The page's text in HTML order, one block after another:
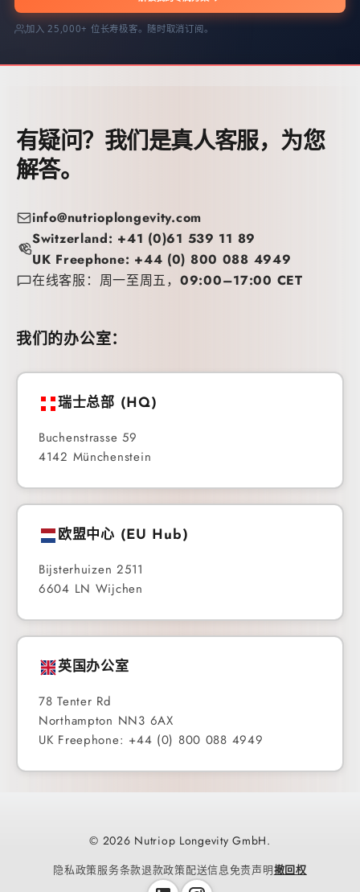
加入 25,000+ 位长寿极客。随时取消订阅。
有疑问？我们是真人客服，为您
解答。
info@nutrioplongevity.com
Switzerland: +41 (0)61 539 11 89
UK Freephone: +44 (0) 800 088 4949
在线客服：周一至周五，09:00–17:00 CET
我们的办公室：
瑞士总部 (HQ)
Buchenstrasse 59
4142 Münchenstein
欧盟中心 (EU Hub)
Bijsterhuizen 2511
6604 LN Wijchen
英国办公室
78 Tenter Rd
Northampton NN3 6AX
UK Freephone: +44 (0) 800 088 4949
© 2026 Nutriop Longevity GmbH.
隐私政策服务条款退款政策配送信息免责声明撤回权